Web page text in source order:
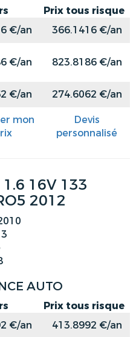
Prix tous risque
€/an
366.1416 €/an
€/an 823.8186 €/an
€/an 274.6062 €/an
mon
Devis
personnalisé
16V 133
2012
AUTO
Prix tous risque
€/an
413.8992 €/an